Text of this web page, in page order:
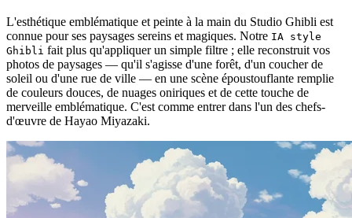
L'esthétique emblématique et peinte à la main du Studio Ghibli est
connue pour ses paysages sereins et magiques. Notre IA style
Ghibli fait plus qu'appliquer un simple filtre ; elle reconstruit vos
photos de paysages — qu'il s'agisse d'une forêt, d'un coucher de
soleil ou d'une rue de ville — en une scène époustouflante remplie
de couleurs douces, de nuages oniriques et de cette touche de
merveille emblématique. C'est comme entrer dans l'un des chefs-
d'œuvre de Hayao Miyazaki.